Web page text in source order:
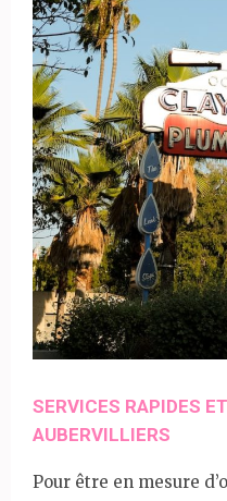
SERVICES RAPIDES
AUBERVILLIERS
Pour être en mesure